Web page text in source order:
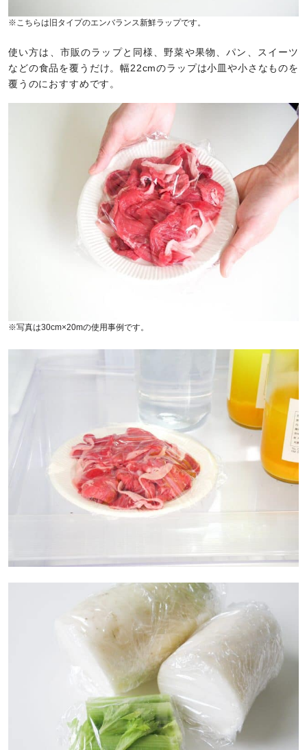
※こちらは旧タイプのエンバランス新鮮ラップです。
使い方は、市販のラップと同様、野菜や果物、パン、スイーツ
などの食品を覆うだけ。幅22cmのラップは小皿や小さなものを
覆うのにおすすめです。
※写真は30cm×20mの使用事例です。